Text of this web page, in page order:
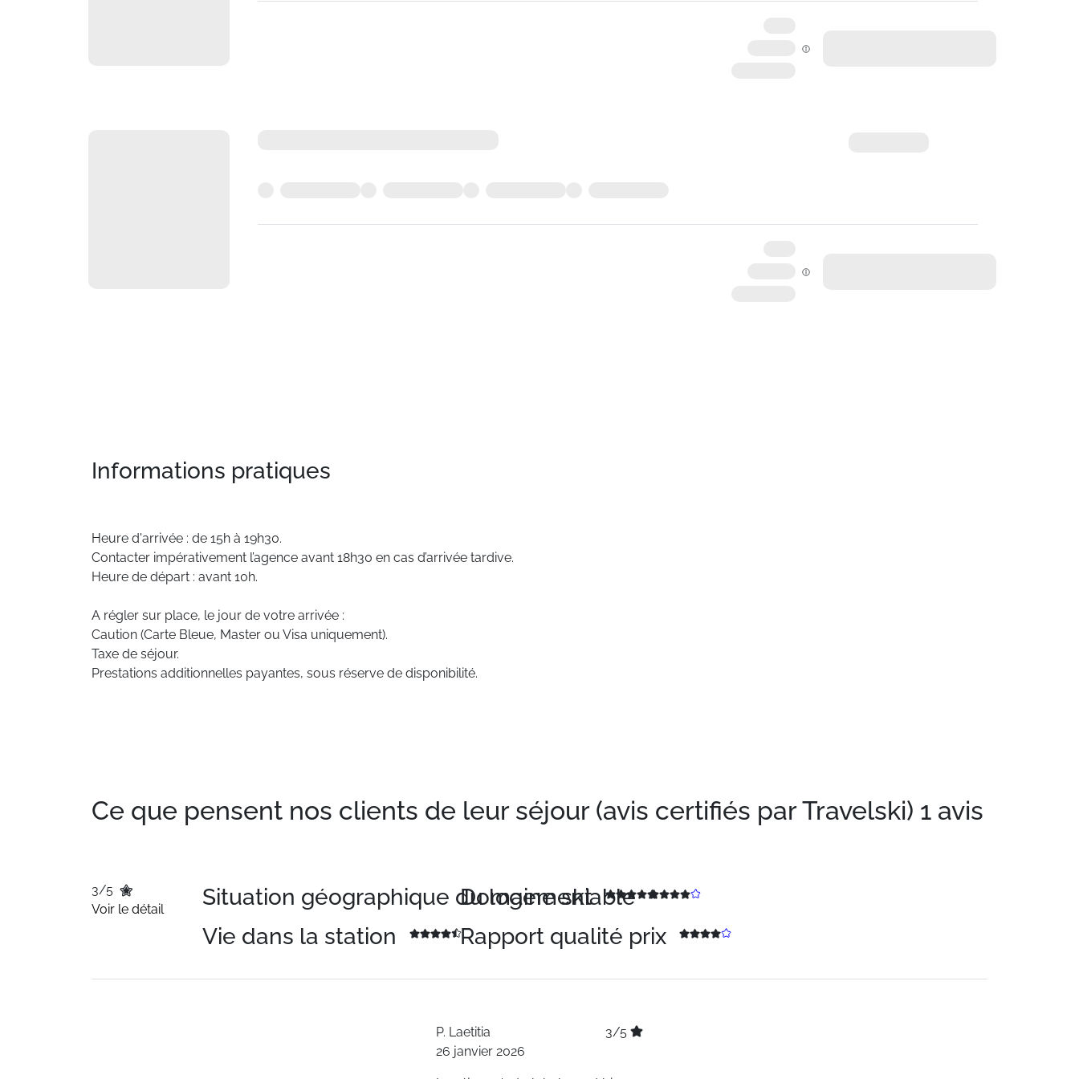
Informations pratiques
Heure d'arrivée : de 15h à 19h30.
Contacter impérativement l’agence avant 18h30 en cas d’arrivée tardive.
Heure de départ : avant 10h.
A régler sur place, le jour de votre arrivée :
Caution (Carte Bleue, Master ou Visa uniquement).
Taxe de séjour.
Prestations additionnelles payantes, sous réserve de disponibilité.
Ce que pensent nos clients de leur séjour (avis certifiés par Travelski) 1 avis
3/5
Voir le détail
Situation géographique du logement
Domaine skiable
Vie dans la station
Rapport qualité prix
P. Laetitia
3/5
26 janvier 2026